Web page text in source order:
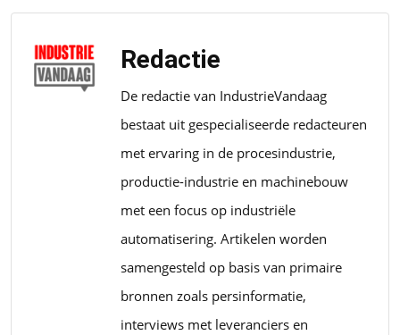
Redactie
De redactie van IndustrieVandaag
bestaat uit gespecialiseerde redacteuren
met ervaring in de procesindustrie,
productie-industrie en machinebouw
met een focus op industriële
automatisering. Artikelen worden
samengesteld op basis van primaire
bronnen zoals persinformatie,
interviews met leveranciers en